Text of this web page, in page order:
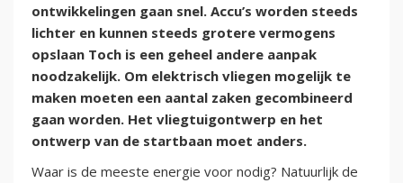
ontwikkelingen gaan snel. Accu’s worden steeds
lichter en kunnen steeds grotere vermogens
opslaan Toch is een geheel andere aanpak
noodzakelijk. Om elektrisch vliegen mogelijk te
maken moeten een aantal zaken gecombineerd
gaan worden. Het vliegtuigontwerp en het
ontwerp van de startbaan moet anders.
Waar is de meeste energie voor nodig? Natuurlijk de